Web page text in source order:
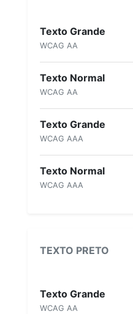
Texto Grande
WCAG AA
Texto Normal
WCAG AA
Texto Grande
WCAG AAA
Texto Normal
WCAG AAA
TEXTO PRETO
Texto Grande
WCAG AA